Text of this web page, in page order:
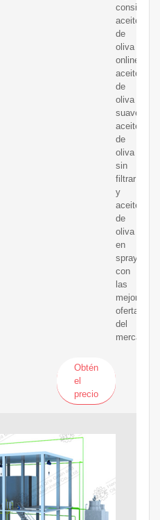
consigue
aceite
de
oliva
online,
aceite
de
oliva
suave,
aceite
de
oliva
sin
filtrar
y
aceite
de
oliva
en
spray
con
las
mejores
ofertas
del
mercado.
Obtén
el
precio